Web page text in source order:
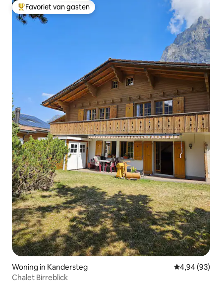
Topfavoriet van gasten
Favoriet van gasten
Woning in Kandersteg Gemiddelde
4,94 (93)
Chalet Birreblick